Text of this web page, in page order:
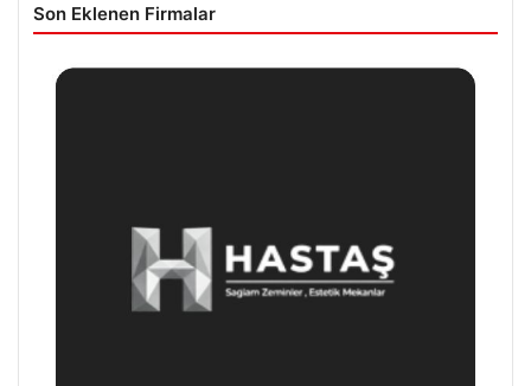
Son Eklenen Firmalar